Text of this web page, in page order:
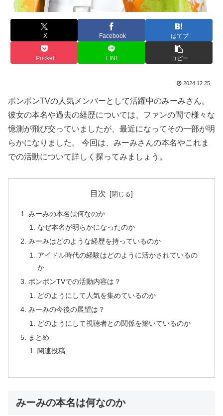
X Facebook はてブ
Pocket LINE コピー
2024.12.25
ボンボンTVの人気メンバーとして活躍中のみーみさん。
彼女の本名や過去の経歴については、ファンの間で様々な
憶測が飛び交っていましたが、最近になってその一部が明
らかになりました。 今回は、みーみさんの本名やこれま
での活動について詳しく探ってみましょう。
目次
みーみの本名は何なのか
なぜ本名が明らかになったのか
みーみはどのような経歴を持っているのか
アイドル時代の経験はどのように活かされているの
か
ボンボンTVでの活動内容は？
どのようにして人気を集めているのか
みーみの今後の展望は？
どのようにして視聴者との関係を築いているのか
まとめ
関連投稿:
みーみの本名は何なのか